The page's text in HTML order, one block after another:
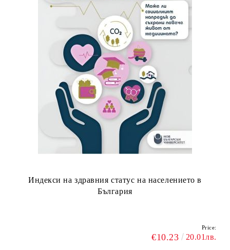
Индекси на здравния статус на населението в
България
Price:
€10.23 20.01лв.